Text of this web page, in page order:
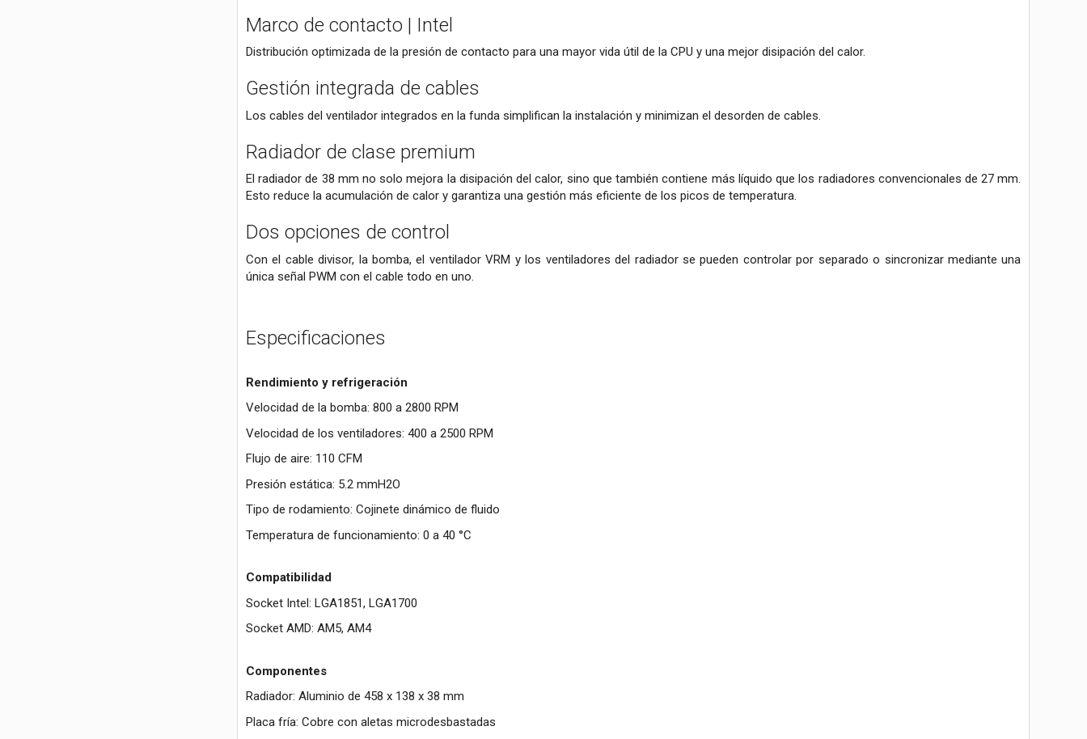
Marco de contacto | Intel
Distribución optimizada de la presión de contacto para una mayor vida útil de la CPU y una mejor disipación del calor.
Gestión integrada de cables
Los cables del ventilador integrados en la funda simplifican la instalación y minimizan el desorden de cables.
Radiador de clase premium
El radiador de 38 mm no solo mejora la disipación del calor, sino que también contiene más líquido que los radiadores convencionales de 27 mm.
Esto reduce la acumulación de calor y garantiza una gestión más eficiente de los picos de temperatura.
Dos opciones de control
Con el cable divisor, la bomba, el ventilador VRM y los ventiladores del radiador se pueden controlar por separado o sincronizar mediante una
única señal PWM con el cable todo en uno.
Especificaciones
Rendimiento y refrigeración
Velocidad de la bomba: 800 a 2800 RPM
Velocidad de los ventiladores: 400 a 2500 RPM
Flujo de aire: 110 CFM
Presión estática: 5.2 mmH2O
Tipo de rodamiento: Cojinete dinámico de fluido
Temperatura de funcionamiento: 0 a 40 °C
Compatibilidad
Socket Intel: LGA1851, LGA1700
Socket AMD: AM5, AM4
Componentes
Radiador: Aluminio de 458 x 138 x 38 mm
Placa fría: Cobre con aletas microdesbastadas